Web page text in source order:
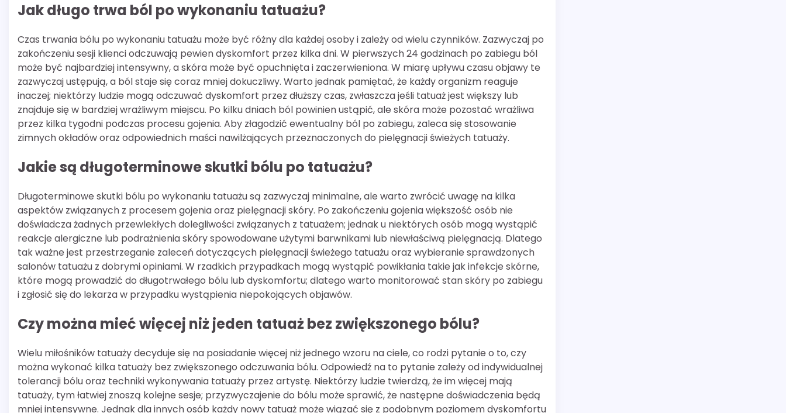
Jak długo trwa ból po wykonaniu tatuażu?
Czas trwania bólu po wykonaniu tatuażu może być różny dla każdej osoby i zależy od wielu czynników. Zazwyczaj po
zakończeniu sesji klienci odczuwają pewien dyskomfort przez kilka dni. W pierwszych 24 godzinach po zabiegu ból
może być najbardziej intensywny, a skóra może być opuchnięta i zaczerwieniona. W miarę upływu czasu objawy te
zazwyczaj ustępują, a ból staje się coraz mniej dokuczliwy. Warto jednak pamiętać, że każdy organizm reaguje
inaczej; niektórzy ludzie mogą odczuwać dyskomfort przez dłuższy czas, zwłaszcza jeśli tatuaż jest większy lub
znajduje się w bardziej wrażliwym miejscu. Po kilku dniach ból powinien ustąpić, ale skóra może pozostać wrażliwa
przez kilka tygodni podczas procesu gojenia. Aby złagodzić ewentualny ból po zabiegu, zaleca się stosowanie
zimnych okładów oraz odpowiednich maści nawilżających przeznaczonych do pielęgnacji świeżych tatuaży.
Jakie są długoterminowe skutki bólu po tatuażu?
Długoterminowe skutki bólu po wykonaniu tatuażu są zazwyczaj minimalne, ale warto zwrócić uwagę na kilka
aspektów związanych z procesem gojenia oraz pielęgnacji skóry. Po zakończeniu gojenia większość osób nie
doświadcza żadnych przewlekłych dolegliwości związanych z tatuażem; jednak u niektórych osób mogą wystąpić
reakcje alergiczne lub podrażnienia skóry spowodowane użytymi barwnikami lub niewłaściwą pielęgnacją. Dlatego
tak ważne jest przestrzeganie zaleceń dotyczących pielęgnacji świeżego tatuażu oraz wybieranie sprawdzonych
salonów tatuażu z dobrymi opiniami. W rzadkich przypadkach mogą wystąpić powikłania takie jak infekcje skórne,
które mogą prowadzić do długotrwałego bólu lub dyskomfortu; dlatego warto monitorować stan skóry po zabiegu
i zgłosić się do lekarza w przypadku wystąpienia niepokojących objawów.
Czy można mieć więcej niż jeden tatuaż bez zwiększonego bólu?
Wielu miłośników tatuaży decyduje się na posiadanie więcej niż jednego wzoru na ciele, co rodzi pytanie o to, czy
można wykonać kilka tatuaży bez zwiększonego odczuwania bólu. Odpowiedź na to pytanie zależy od indywidualnej
tolerancji bólu oraz techniki wykonywania tatuaży przez artystę. Niektórzy ludzie twierdzą, że im więcej mają
tatuaży, tym łatwiej znoszą kolejne sesje; przyzwyczajenie do bólu może sprawić, że następne doświadczenia będą
mniej intensywne. Jednak dla innych osób każdy nowy tatuaż może wiązać się z podobnym poziomem dyskomfortu